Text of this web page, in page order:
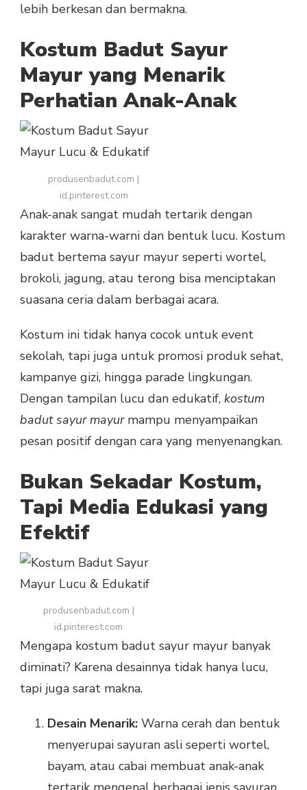
lebih berkesan dan bermakna.
Kostum Badut Sayur
Mayur yang Menarik
Perhatian Anak-Anak
produsenbadut.com |
id.pinterest.com
Anak-anak sangat mudah tertarik dengan
karakter warna-warni dan bentuk lucu. Kostum
badut bertema sayur mayur seperti wortel,
brokoli, jagung, atau terong bisa menciptakan
suasana ceria dalam berbagai acara.
Kostum ini tidak hanya cocok untuk event
sekolah, tapi juga untuk promosi produk sehat,
kampanye gizi, hingga parade lingkungan.
Dengan tampilan lucu dan edukatif, kostum
badut sayur mayurmampu menyampaikan
pesan positif dengan cara yang menyenangkan.
Bukan Sekadar Kostum,
Tapi Media Edukasi yang
Efektif
produsenbadut.com |
id.pinterest.com
Mengapa kostum badut sayur mayur banyak
diminati? Karena desainnya tidak hanya lucu,
tapi juga sarat makna.
Desain Menarik: Warna cerah dan bentuk
menyerupai sayuran asli seperti wortel,
bayam, atau cabai membuat anak-anak